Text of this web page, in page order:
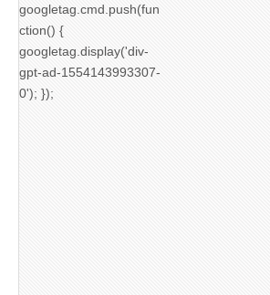
googletag.cmd.push(fun
ction() {
googletag.display('div-
gpt-ad-1554143993307-
0'); });